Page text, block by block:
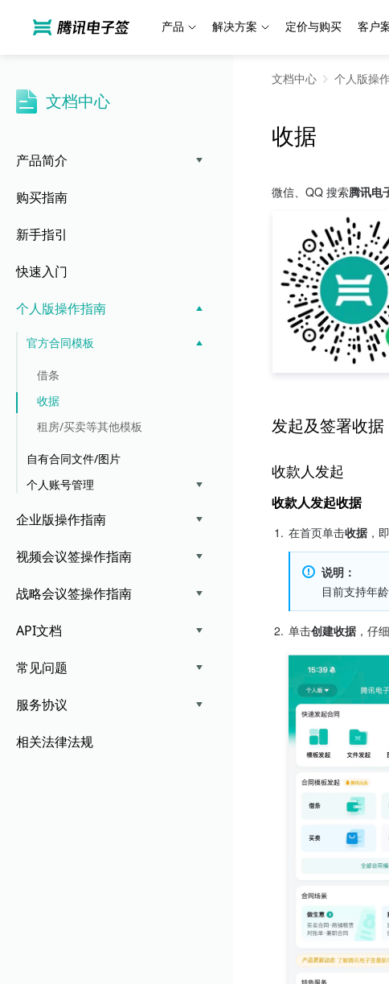
产品 解决方案 定价与购买 客户
文档中心
产品简介
购买指南
新手指引
快速入门
个人版操作指南
官方合同模板
借条
收据
租房/买卖等其他模板
自有合同文件/图片
个人账号管理
企业版操作指南
视频会议签操作指南
战略会议签操作指南
API文档
常见问题
服务协议
相关法律法规
文档中心 个人版操
收据
微信、QQ 搜索腾讯电
发起及签署收据
收款人发起
收款人发起收据
1. 在首页单击收据 ，
说明：
目前支持年
2. 单击创建收据 ，仔